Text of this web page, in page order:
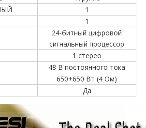
1
1
24-битный цифровой
сигнальный процессор
1 стерео
48 В постоянного тока
650+650 Вт (4 Ом)
Да